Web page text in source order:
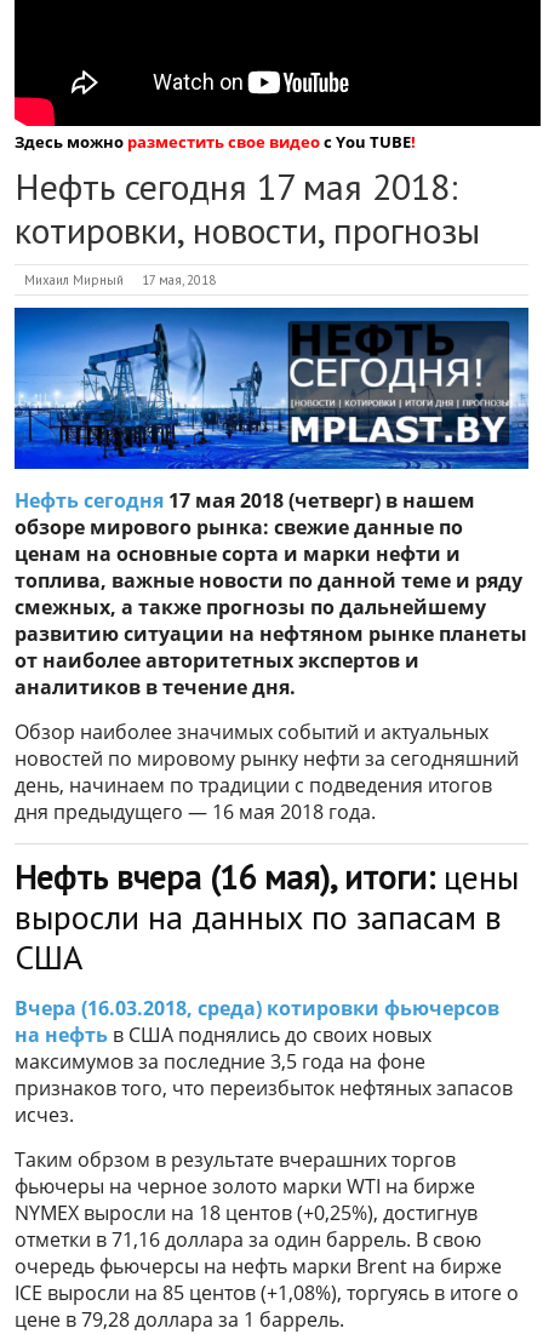
Здесь можно разместить свое видеос You TUBE!
Нефть сегодня 17 мая 2018:
котировки, новости, прогнозы
Михаил Мирный 17 мая, 2018
Нефть сегодня 17 мая 2018 (четверг) в нашем
обзоре мирового рынка: свежие данные по
ценам на основные сорта и марки нефти и
топлива, важные новости по данной теме и ряду
смежных, а также прогнозы по дальнейшему
развитию ситуации на нефтяном рынке планеты
от наиболее авторитетных экспертов и
аналитиков в течение дня.
Обзор наиболее значимых событий и актуальных
новостей по мировому рынку нефти за сегодняшний
день, начинаем по традиции с подведения итогов
дня предыдущего — 16 мая 2018 года.
Нефть вчера (16 мая), итоги: цены
выросли на данных по запасам в
США
Вчера (16.03.2018, среда) котировки фьючерсов
на нефть в США поднялись до своих новых
максимумов за последние 3,5 года на фоне
признаков того, что переизбыток нефтяных запасов
исчез.
Таким обрзом в результате вчерашних торгов
фьючеры на черное золото марки WTI на бирже
NYMEX выросли на 18 центов (+0,25%), достигнув
отметки в 71,16 доллара за один баррель. В свою
очередь фьючерсы на нефть марки Brent на бирже
ICE выросли на 85 центов (+1,08%), торгуясь в итоге о
цене в 79,28 доллара за 1 баррель.